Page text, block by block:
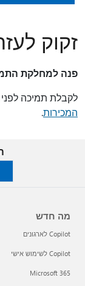
זקוק
פנה למחלקת
לקבלת תמיכה
המכירות.
מה חדש
Copilot לארגונים
Copilot לשימוש אישי
Microsoft 365